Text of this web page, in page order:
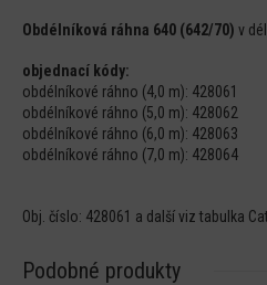
Obdélníková ráhna 640 (642/70) v
objednací kódy:
obdélníkové ráhno (4,0 m): 428061
obdélníkové ráhno (5,0 m): 428062
obdélníkové ráhno (6,0 m): 428063
obdélníkové ráhno (7,0 m): 428064
Obj. číslo: 428061 a další viz tabulka
Podobné produkty